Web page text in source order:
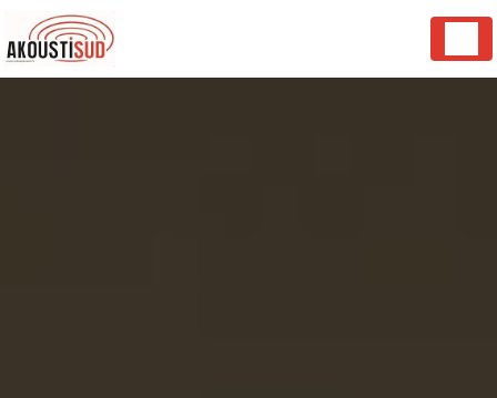
Panneau de gestion des cookies